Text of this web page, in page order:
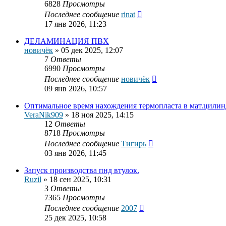
6828 Просмотры
Последнее сообщение rinat
17 янв 2026, 11:23
ДЕЛАМИНАЦИЯ ПВХ
новичёк » 05 дек 2025, 12:07
7 Ответы
6990 Просмотры
Последнее сообщение новичёк
09 янв 2026, 10:57
Оптимальное время нахождения термопласта в
VerаNik909 » 18 ноя 2025, 14:15
12 Ответы
8718 Просмотры
Последнее сообщение Тигирь
03 янв 2026, 11:45
Запуск производства пнд втулок.
Ruzil » 18 сен 2025, 10:31
3 Ответы
7365 Просмотры
Последнее сообщение 2007
25 дек 2025, 10:58